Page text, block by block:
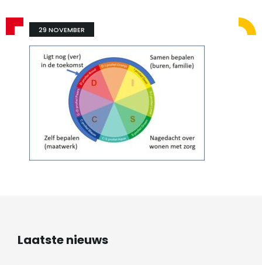
29 NOVEMBER
Laatste nieuws